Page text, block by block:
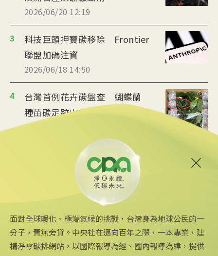
2026/06/20 12:19
3
科技巨頭押寶碳移除 Frontier
聯盟加碼注資
2026/06/18 14:50
4
台灣首例花卉碳盤查 蝴蝶蘭
種苗碳足跡出爐
2026/06/10 14:25
伊朗戰爭衝擊 歐盟擬寬免違
反甲烷排放企業3年
2026/05/29 14:24
面對全球暖化、極端氣候的挑戰，台灣身為地球公民的一
分子，責無旁貸。中央社在邁向百年之際，一本專業，建
構淨零碳排網站，以國際報導為經、國內報導為緯，提供